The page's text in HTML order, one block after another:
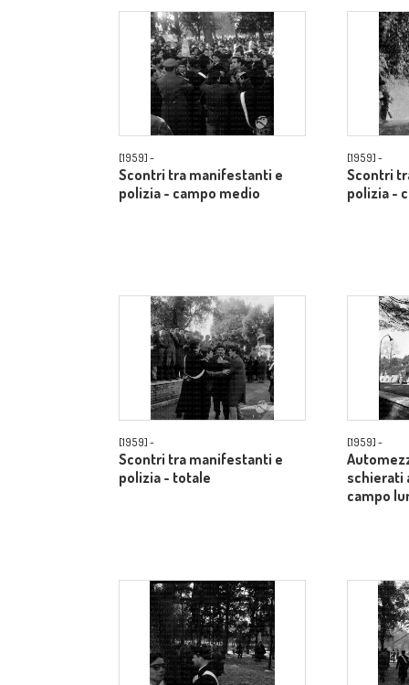
[1959] -
Scontri tra manifestanti e
polizia - campo medio
[1959] -
Scontri
polizia -
[1959] -
Scontri tra manifestanti e
polizia - totale
[1959] -
schierati
campo